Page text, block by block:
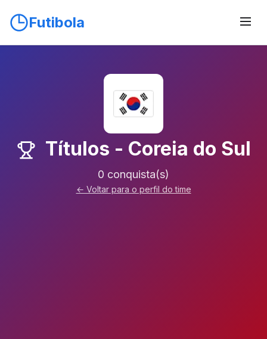
Futibola
Títulos - Coreia do Sul
0 conquista(s)
← Voltar para o perfil do time